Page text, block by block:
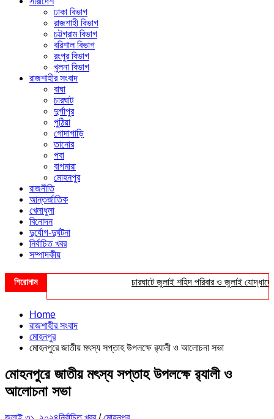
ঢাকা বিভাগ
রাজশাহী বিভাগ
চট্টগ্রাম বিভাগ
বরিশাল বিভাগ
রংপুর বিভাগ
খুলনা বিভাগ
রাজশাহীর সংবাদ
বাঘা
চারঘাট
দুর্গাপুর
পুঠিয়া
গোদাগাড়ি
তানোর
পবা
বাগমারা
মোহনপুর
রাজনীতি
আন্তর্জাতিক
খেলাধুলা
বিনোদন
দুর্যোগ-দুর্ঘটনা
নির্বাচিত খবর
সম্পাদকীয়
শিরোনাম চারঘাটে জুলাই শহিদ পরিবার ও জুলাই যোদ্ধাদের
Home
রাজশাহীর সংবাদ
মোহনপুর
মোহনপুরে জাতীয় মৎস্য সপ্তাহ উপলক্ষে র‌্যালী ও আলোচনা সভা
মোহনপুরে জাতীয় মৎস্য সপ্তাহ উপলক্ষে র‌্যালী ও
আলোচনা সভা